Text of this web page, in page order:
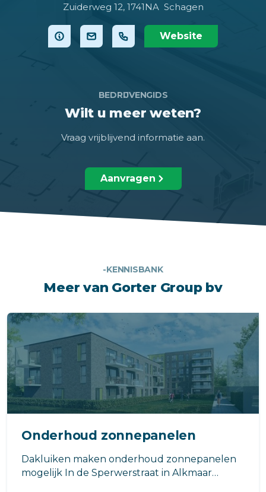
Zuiderweg 12, 1741NA Schagen
Website
BEDRIJVENGIDS
Wilt u meer weten?
Vraag vrijblijvend informatie aan.
Aanvragen
-KENNISBANK
Meer van Gorter Group bv
Onderhoud zonnepanelen
Dakluiken maken onderhoud zonnepanelen
mogelijk In de Sperwerstraat in Alkmaar